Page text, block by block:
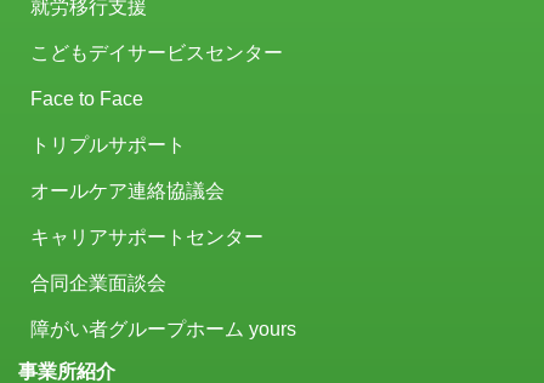
就労移行支援
こどもデイサービスセンター
Face to Face
トリプルサポート
オールケア連絡協議会
キャリアサポートセンター
合同企業面談会
障がい者グループホーム yours
事業所紹介